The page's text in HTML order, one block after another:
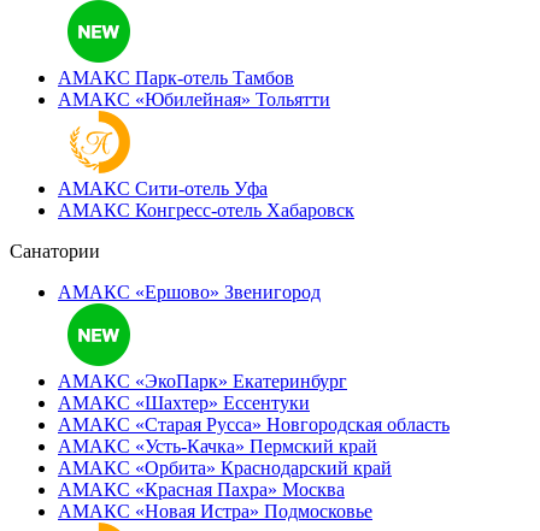
АМАКС Парк-отель Тамбов
АМАКС «‎Юбилейная» Тольятти
АМАКС Сити-отель Уфа
АМАКС Конгресс-отель Хабаровск
Санатории
АМАКС «Ершово» Звенигород
АМАКС «ЭкоПарк» Екатеринбург
АМАКС «‎Шахтер» Ессентуки
АМАКС «‎Старая Русса» Новгородская область
АМАКС «‎Усть-Качка» Пермский край
АМАКС «‎Орбита» Краснодарский край
АМАКС «‎Красная Пахра» Москва
АМАКС «‎Новая Истра» Подмосковье